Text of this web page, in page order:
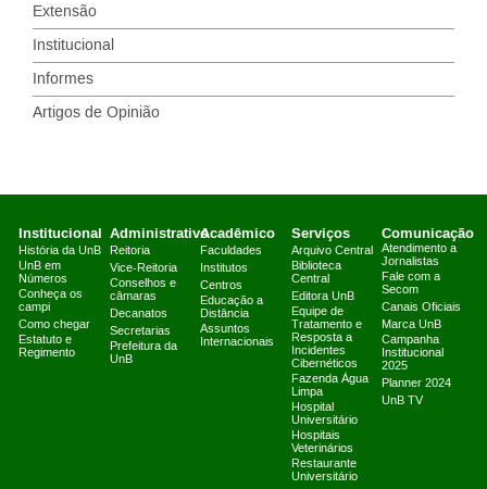
Extensão
Institucional
Informes
Artigos de Opinião
Institucional
História da UnB
UnB em
Números
Conheça os
campi
Como chegar
Estatuto e
Regimento
Administrativo
Reitoria
Vice-Reitoria
Conselhos e
câmaras
Decanatos
Secretarias
Prefeitura da
UnB
Acadêmico
Faculdades
Institutos
Centros
Educação a
Distância
Assuntos
Internacionais
Serviços
Arquivo Central
Biblioteca
Central
Editora UnB
Equipe de
Tratamento e
Resposta a
Incidentes
Cibernéticos
Fazenda Água
Limpa
Hospital
Universitário
Hospitais
Veterinários
Restaurante
Universitário
Comunicação
Atendimento a
Jornalistas
Fale com a
Secom
Canais Oficiais
Marca UnB
Campanha
Institucional
2025
Planner 2024
UnB TV